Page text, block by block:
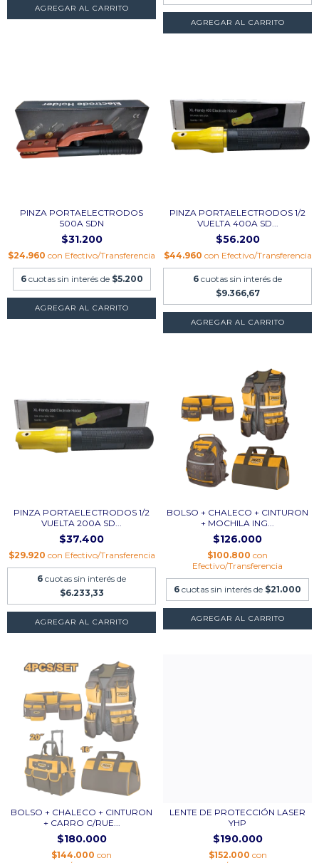
PINZA PORTAELECTRODOS
500A SDN
$31.200
$24.960 con Efectivo/Transferencia
6 cuotas sin interés de $5.200
PINZA PORTAELECTRODOS 1/2
VUELTA 400A SD...
$56.200
$44.960 con Efectivo/Transferencia
6 cuotas sin interés de
$9.366,67
PINZA PORTAELECTRODOS 1/2
VUELTA 200A SD...
$37.400
$29.920 con Efectivo/Transferencia
6 cuotas sin interés de
$6.233,33
BOLSO + CHALECO + CINTURON
+ MOCHILA ING...
$126.000
$100.800 con
Efectivo/Transferencia
6 cuotas sin interés de $21.000
BOLSO + CHALECO + CINTURON
+ CARRO C/RUE...
$180.000
$144.000 con
LENTE DE PROTECCIÓN LASER
YHP
$190.000
$152.000 con